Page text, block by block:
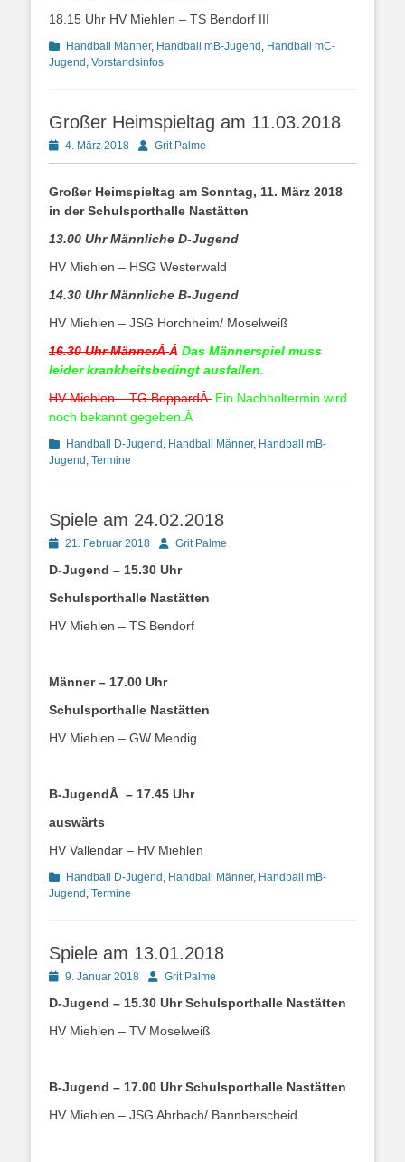
18.15 Uhr HV Miehlen – TS Bendorf III
Kategorien
Handball Männer, Handball mB-Jugend , Handball mC-
Jugend , Vorstandsinfos
Großer Heimspieltag am 11.03.2018
Posted
on
4. März 2018 AutorGrit Palme
Großer Heimspieltag am Sonntag, 11. März 2018
in derSchulsporthalle Nastätten
13.00 Uhr Männliche D-Jugend
HV Miehlen – HSG Westerwald
14.30 Uhr Männliche B-Jugend
HV Miehlen – JSG Horchheim/ Moselweiß
16.30 Uhr MännerÂÂ Das Männerspiel muss
leider krankheitsbedingt ausfallen.
HV Miehlen – TG BoppardÂ Ein Nachholtermin wird
noch bekannt gegeben.Â
Kategorien
Handball D-Jugend , Handball Männer, Handball mB-
Jugend , Termine
Spiele am 24.02.2018
Posted21. Februar 2018 AutorGrit Palme
D-Jugend – 15.30 Uhr
Schulsporthalle Nastätten
HV Miehlen – TS Bendorf
Männer – 17.00 Uhr
Schulsporthalle Nastätten
HV Miehlen – GW Mendig
B-JugendÂ – 17.45 Uhr
auswärts
HV Vallendar – HV Miehlen
Kategorien
Handball D-Jugend , Handball Männer, Handball mB-
Jugend , Termine
Spiele am 13.01.2018
Posted9. Januar 2018 AutorGrit Palme
D-Jugend – 15.30 Uhr Schulsporthalle Nastätten
HV Miehlen – TV Moselweiß
B-Jugend – 17.00 Uhr Schulsporthalle Nastätten
HV Miehlen – JSG Ahrbach/ Bannberscheid